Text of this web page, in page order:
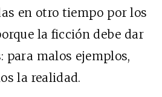
en otro tiempo por los
la ficción debe dar
para malos ejemplos,
la realidad.